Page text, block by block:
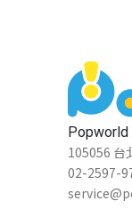
Popworld
105056 台
02-2597-